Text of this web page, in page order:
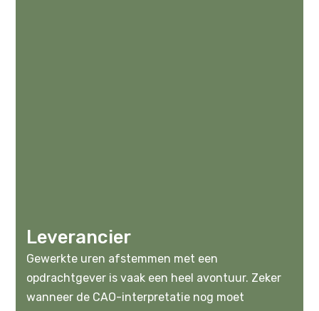
Leverancier
Gewerkte uren afstemmen met een
opdrachtgever is vaak een heel avontuur. Zeker
wanneer de CAO-interpretatie nog moet